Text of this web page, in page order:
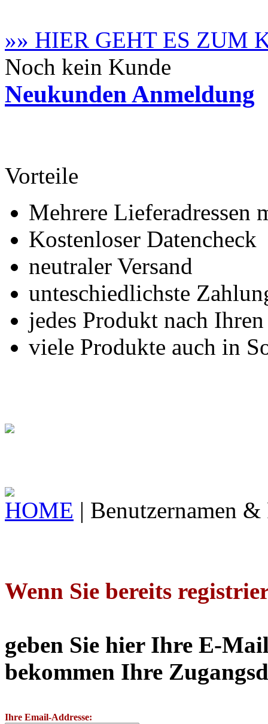
»» HIER GEHT ES ZUM
Noch kein Kunde
Neukunden Anmeldung
Vorteile
Mehrere Lieferadressen
Kostenloser Datencheck
neutraler Versand
unteschiedlichste
jedes Produkt nach
viele Produkte auch in
HOME | Benutzernamen
Wenn Sie bereits
geben Sie hier Ihre E-
bekommen Ihre
Ihre Email-Addresse: